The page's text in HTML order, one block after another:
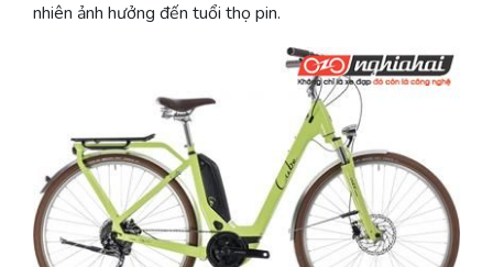
nhiên ảnh hưởng đến tuổi thọ pin.